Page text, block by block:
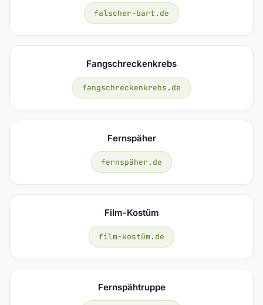
falscher-bart.de
Fangschreckenkrebs
fangschreckenkrebs.de
Fernspäher
fernspäher.de
Film-Kostüm
film-kostüm.de
Fernspähtruppe